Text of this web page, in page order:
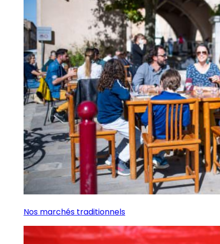
Nos marchés traditionnels